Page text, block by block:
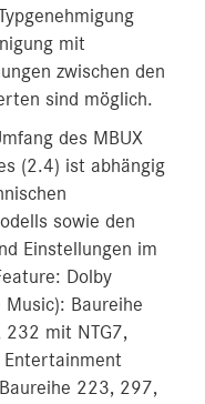
mit
zwischen den
sind möglich.
des MBUX
(2.4) ist abhängig
sowie den
Einstellungen im
Dolby
Baureihe
mit NTG7,
223, 297,